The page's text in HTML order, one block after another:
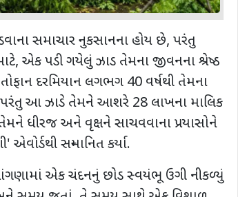
સમાચાર નુકસાનના હોય છે, પરંતુ
, એક પડી ગયેલું ઝાડ તેમના જીવનના શ્રેષ્ઠ
દરમિયાન લગભગ 40 વર્ષથી તેમના
આ ઝાડે તેમને આશરે 28 લાખના માલિક
ધીરજ અને વૃક્ષને સાચવવાના પ્રયાસોને
' એવોર્ડથી સન્માનિત કર્યા.
એક ચંદનનું છોડ સ્વયંભૂ ઉગી નીકળ્યું